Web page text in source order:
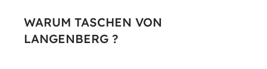
WARUM TASCHEN VON
LANGENBERG ?